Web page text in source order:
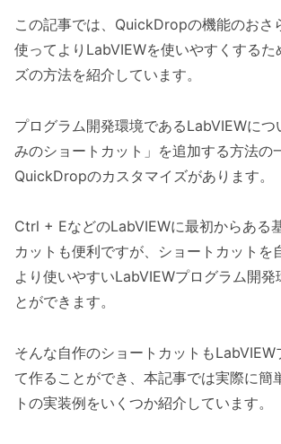
この記事では、QuickDropの機能のおさ
使ってよりLabVIEWを使いやすくするた
ズの方法を紹介しています。
プログラム開発環境であるLabVIEWに
みのショートカット」を追加する方法の
QuickDropのカスタマイズがあります。
Ctrl + EなどのLabVIEWに最初からある
カットも便利ですが、ショートカットを
より使いやすいLabVIEWプログラム開発
とができます。
そんな自作のショートカットもLabVIEW
て作ることができ、本記事では実際に簡
トの実装例をいくつか紹介しています。